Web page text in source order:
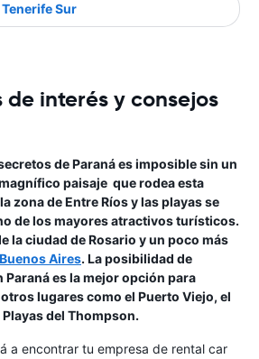
Sur
de interés y consejos
de Paraná es imposible sin un
paisaje que rodea esta
zona de Entre Ríos y las playas se
de los mayores atractivos turísticos.
la ciudad de Rosario y un poco más
Buenos Aires. La posibilidad de
Paraná es la mejor opción para
lugares como el Puerto Viejo, el
del Thompson.
a encontrar tu empresa de rental car